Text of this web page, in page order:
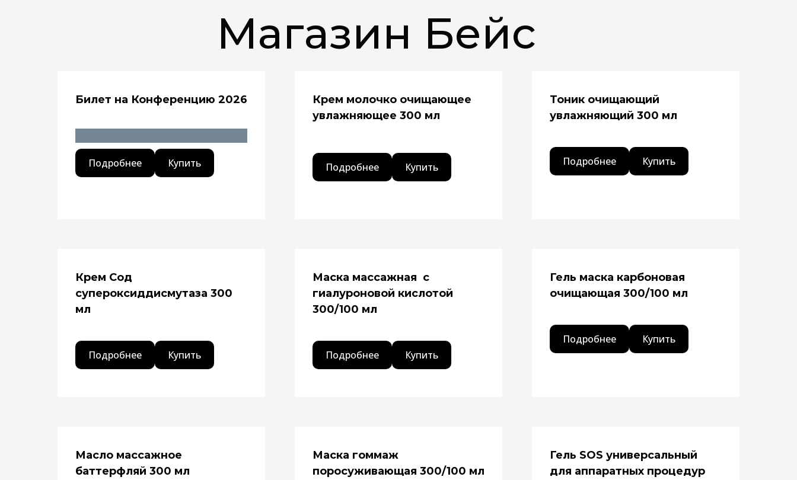
Билет на Конференцию 2026
Подробнее Купить
Крем молочко очищающее
увлажняющее 300 мл
Подробнее Купить
Тоник очищающий
увлажняющий 300 мл
Подробнее Купить
Крем Сод
супероксиддисмутаза 300
мл
Подробнее Купить
Маска массажная с
гиалуроновой кислотой
300/100 мл
Подробнее Купить
Гель маска карбоновая
очищающая 300/100 мл
Подробнее Купить
Масло массажное
баттерфляй 300 мл
Маска гоммаж
поросуживающая 300/100 мл
Гель SOS универсальный
для аппаратных процедур
Магазин Бейс